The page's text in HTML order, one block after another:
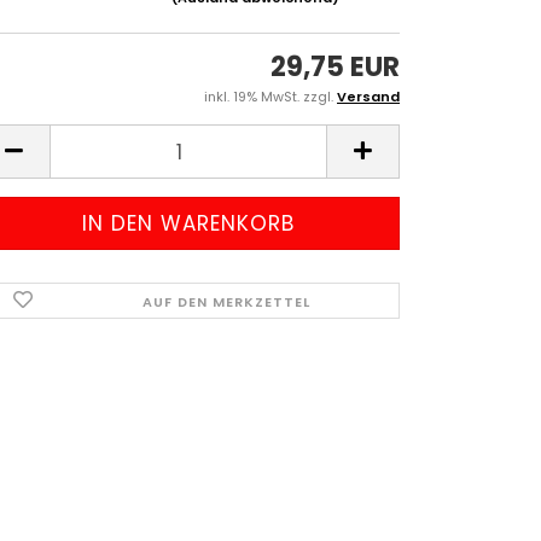
29,75 EUR
inkl. 19% MwSt. zzgl.Versand
AUF DEN MERKZETTEL